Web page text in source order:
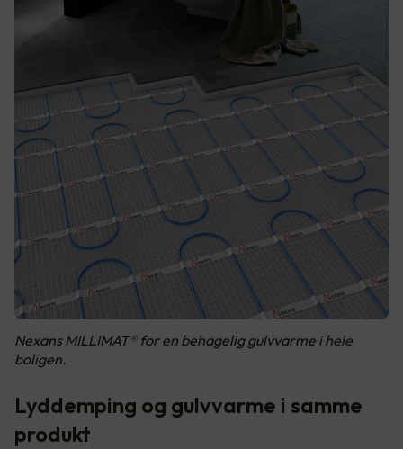
Nexans MILLIMAT® for en behagelig gulvvarme i hele
boligen.
Lyddemping og gulvvarme i samme
produkt